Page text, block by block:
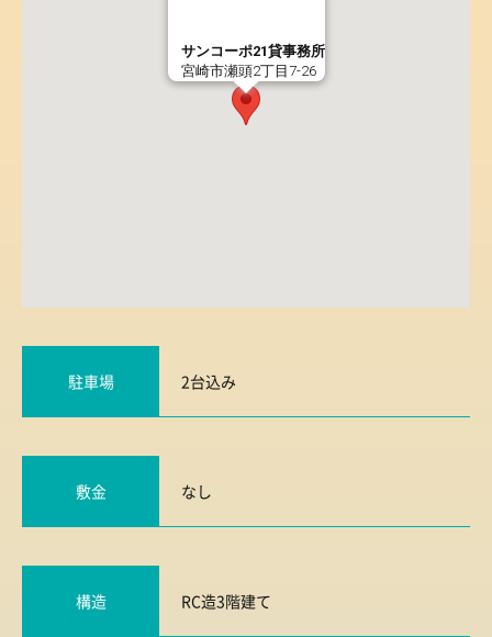
サンコーポ21貸事務所
宮崎市瀬頭2丁目7-26
駐車場 2台込み
敷金 なし
構造 RC造3階建て